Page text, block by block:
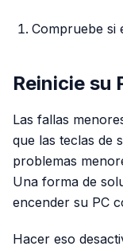
Compruebe si
Reinicie su
Las fallas
que las teclas de
problemas
Una forma de
encender su PC
Hacer eso